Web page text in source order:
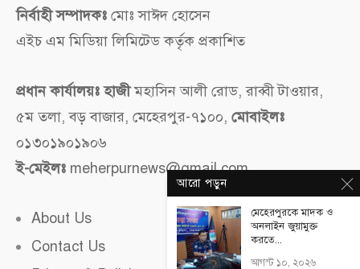
নির্বাহী সম্পাদকঃ মোঃ সাঈদ হোসেন
এইচ এম মিডিয়া লিমিটেড কর্তৃক প্রকাশিত
প্রধান কার্যালয়ঃ হাজীমহাসিন আলী রোড, রাব্বী টাওয়ার,
৫ম তলা, বড় বাজার, মেহেরপুর-৭১০০, মোবাইলঃ
০১৩০১৯০১৯০৬
ই-মেইলঃ meherpurnews@gmail.com
About Us
Contact Us
আরো পড়ুন
মেহেরপুরকে মাদক ও
অনলাইন জুয়ামুক্ত
করতে...
আগস্ট ১০, ২০২৬